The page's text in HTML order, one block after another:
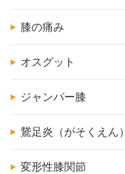
膝の痛み
オスグット
ジャンパー膝
鵞足炎（がそくえん）
変形性膝関節